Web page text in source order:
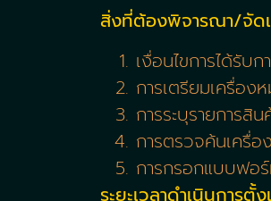
สิ่งที่ต้องพิจารณา/จัดเ
เงื่อนไขการได้รับ
การเตรียมเครื่อง
การระบุรายการสิ
การตรวจค้นเครื่
การกรอกแบบฟอร์
ระยะเวลาดำเนินการ